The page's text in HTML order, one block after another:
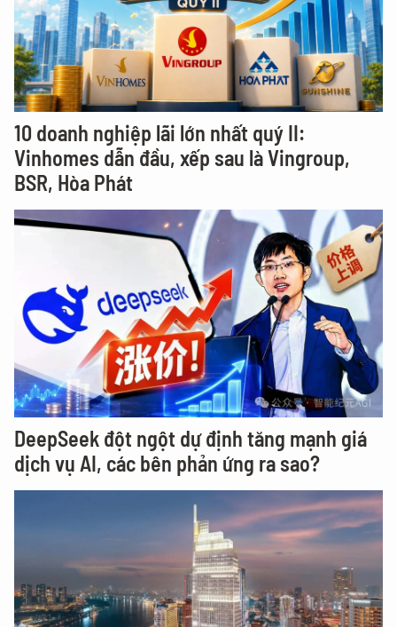
10 doanh nghiệp lãi lớn nhất quý II:
Vinhomes dẫn đầu, xếp sau là Vingroup,
BSR, Hòa Phát
DeepSeek đột ngột dự định tăng mạnh giá
dịch vụ AI, các bên phản ứng ra sao?